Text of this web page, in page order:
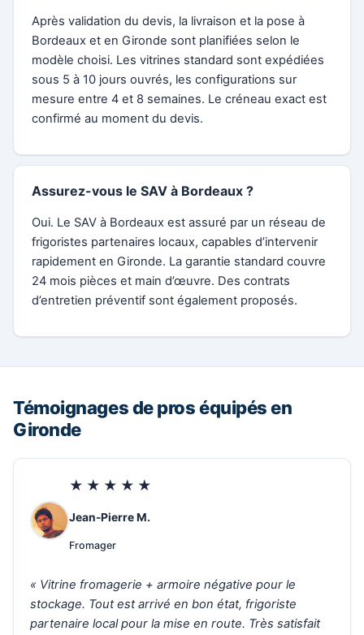
Après validation du devis, la livraison et la pose à
Bordeaux et en Gironde sont planifiées selon le
modèle choisi. Les vitrines standard sont expédiées
sous 5 à 10 jours ouvrés, les configurations sur
mesure entre 4 et 8 semaines. Le créneau exact est
confirmé au moment du devis.
Assurez-vous le SAV à Bordeaux ?
Oui. Le SAV à Bordeaux est assuré par un réseau de
frigoristes partenaires locaux, capables d’intervenir
rapidement en Gironde. La garantie standard couvre
24 mois pièces et main d’œuvre. Des contrats
d’entretien préventif sont également proposés.
Témoignages de pros équipés en
Gironde
★★★★★
Jean-Pierre M.
Fromager
« Vitrine fromagerie + armoire négative pour le
stockage. Tout est arrivé en bon état, frigoriste
partenaire local pour la mise en route. Très satisfait